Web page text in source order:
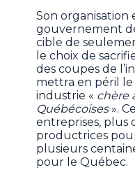
Son organisation
gouvernement
cible de
le choix de
des coupes de
mettra en péril
industrie « chère
Québécoises».
entreprises, plus
productrices
plusieurs
pour le Québec.